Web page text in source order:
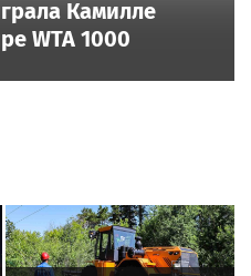
Камилле
WTA 1000